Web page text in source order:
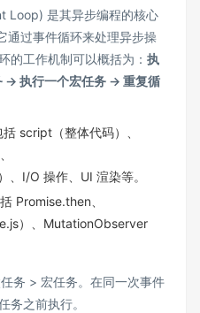
Loop) 是其异步编程的核心
通过事件循环来处理异步操
的工作机制可以概括为： 执
→ 执行一个宏任务 → 重复循
括 script（整体代码）、
I/O 操作、UI 渲染等。
括 Promise.then、
）、MutationObserver
务 > 宏任务。在同一次事件
务之前执行。